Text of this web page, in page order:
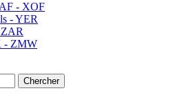
- XOF
- YER
- ZMW
Chercher